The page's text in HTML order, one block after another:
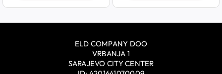
ELD COMPANY DOO
VRBANJA 1
SARAJEVO CITY CENTER